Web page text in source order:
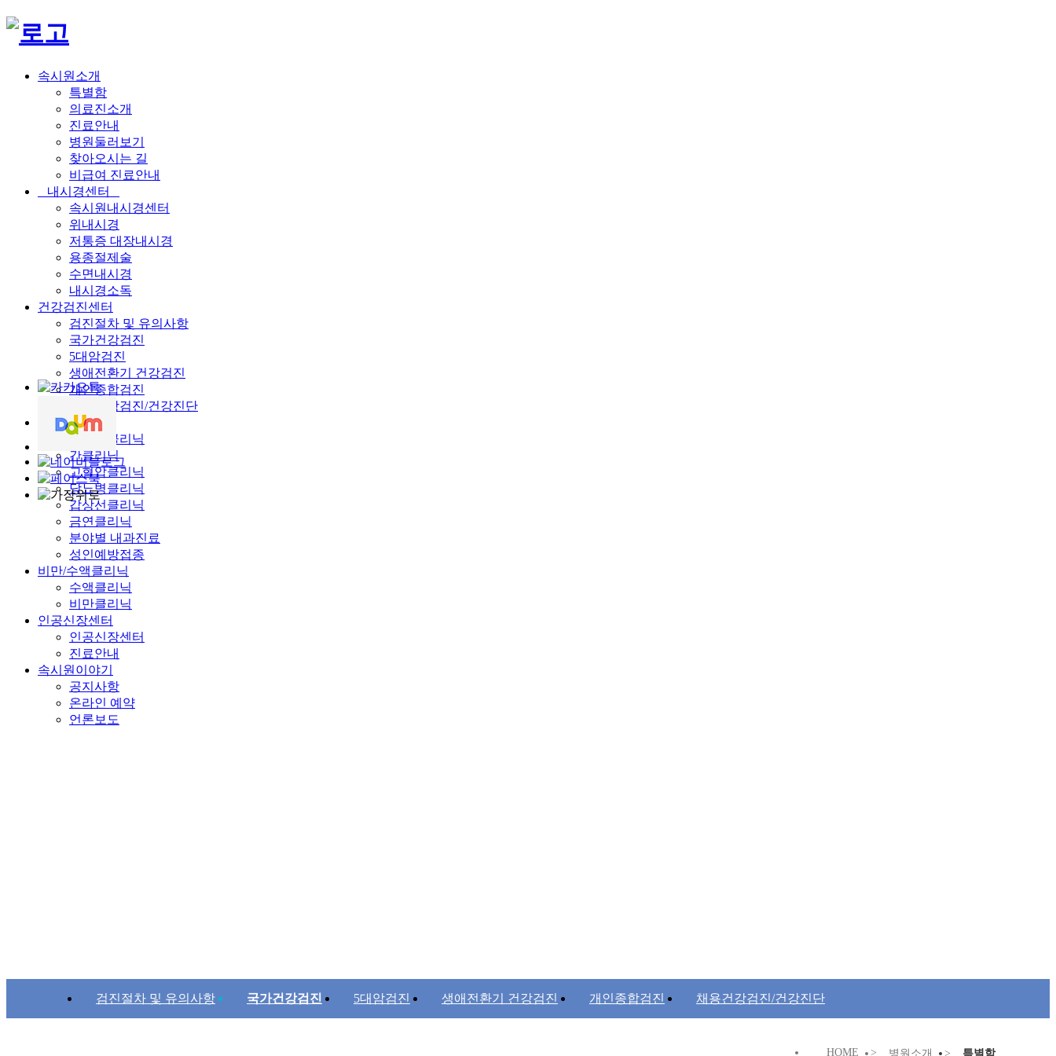
속시원소개
특별함
의료진소개
진료안내
병원둘러보기
찾아오시는 길
비급여 진료안내
내시경센터
속시원내시경센터
위내시경
저통증 대장내시경
용종절제술
수면내시경
내시경소독
건강검진센터
검진절차 및 유의사항
국가건강검진
5대암검진
생애전환기 건강검진
개인종합검진
채용건강검진/건강진단
내과클리닉
초음파클리닉
간클리닉
고혈압클리닉
당뇨병클리닉
갑상선클리닉
금연클리닉
분야별 내과진료
성인예방접종
비만/수액클리닉
수액클리닉
비만클리닉
인공신장센터
인공신장센터
진료안내
속시원이야기
공지사항
온라인 예약
언론보도
검진절차 및 유의사항 국가건강검진 5대암검진 생애전환기 건강검진 개인종합검진 채용건강검진/건강진단
HOME > 병원소개 > 특별함